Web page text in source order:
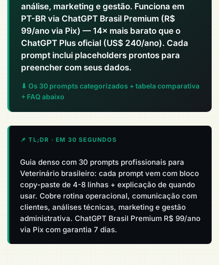
análise, marketing e gestão. Funciona em
PT-BR via ChatGPT Brasil Premium (R$
99/ano via Pix) — 14× mais barato que o
ChatGPT Plus oficial (US$ 240/ano). Cada
prompt inclui placeholders prontos para
preencher com seus dados.
⬇ Os 30 prompts categorizados + tabela comparativa
+ FAQ abaixo
📌 TL;DR · EM 30 SEGUNDOS
Guia denso com 30 prompts profissionais para
Veterinário brasileiro: cada prompt vem com bloco
copy-paste de 4-8 linhas + explicação de quando
usar. Cobre rotina operacional, comunicação com
clientes, análises técnicas, marketing e gestão
administrativa. ChatGPT Brasil Premium R$ 99/ano
via Pix com garantia 7 dias.